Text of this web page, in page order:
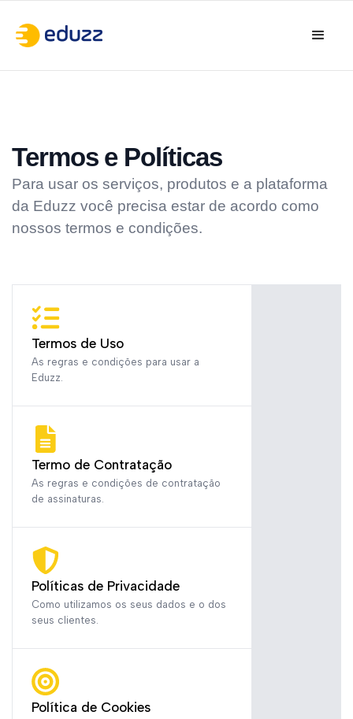
Termos e Políticas
Para usar os serviços, produtos e a plataforma
da Eduzz você precisa estar de acordo como
nossos termos e condições.
Termos de Uso
As regras e condições para usar a
Eduzz.
Termo de Contratação
As regras e condições de contratação
de assinaturas.
Políticas de Privacidade
Como utilizamos os seus dados e o dos
seus clientes.
Política de Cookies